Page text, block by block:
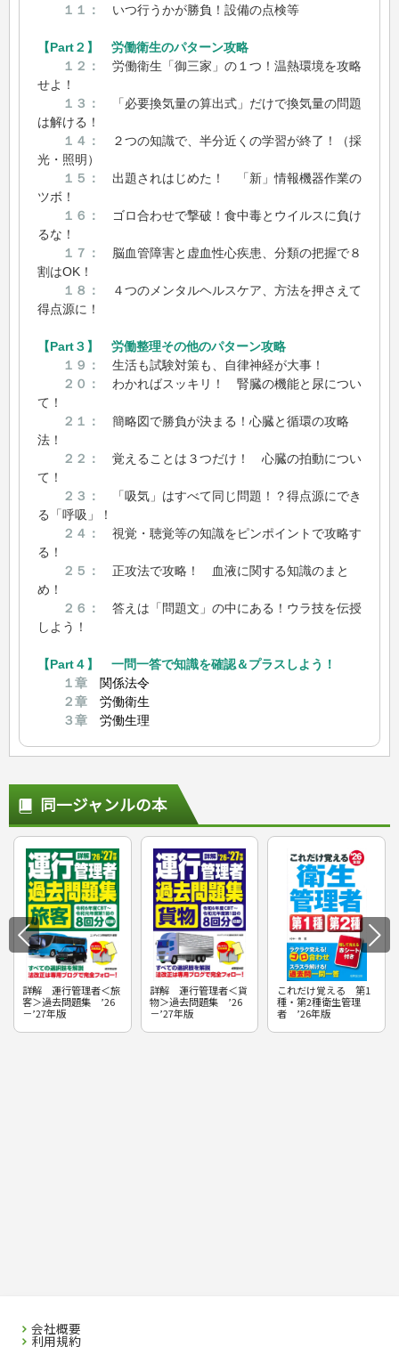
１１：
いつ行うかが勝負！設備の点検等
【Part２】 労働衛生のパターン攻略
１２：
労働衛生「御三家」の１つ！温熱環境を攻略
せよ！
１３：
「必要換気量の算出式」だけで換気量の問題
は解ける！
１４：
２つの知識で、半分近くの学習が終了！（採
光・照明）
１５：
出題されはじめた！ 「新」情報機器作業の
ツボ！
１６：
ゴロ合わせで撃破！食中毒とウイルスに負け
るな！
１７：
脳血管障害と虚血性心疾患、分類の把握で８
割はOK！
１８：
４つのメンタルヘルスケア、方法を押さえて
得点源に！
【Part３】 労働整理その他のパターン攻略
１９：
生活も試験対策も、自律神経が大事！
２０：
わかればスッキリ！ 腎臓の機能と尿につい
て！
２１：
簡略図で勝負が決まる！心臓と循環の攻略
法！
２２：
覚えることは３つだけ！ 心臓の拍動につい
て！
２３：
「吸気」はすべて同じ問題！？得点源にでき
る「呼吸」！
２４：
視覚・聴覚等の知識をピンポイントで攻略す
る！
２５：
正攻法で攻略！ 血液に関する知識のまと
め！
２６：
答えは「問題文」の中にある！ウラ技を伝授
しよう！
【Part４】 一問一答で知識を確認＆プラスしよう！
１章 関係法令
２章 労働衛生
３章 労働生理
同一ジャンルの本
詳解 運行管理者＜旅
客＞過去問題集 ’26
－’27年版
詳解 運行管理者＜貨
物＞過去問題集 ’26
－’27年版
これだけ覚える 第1
種・第2種衛生管理
者 ’26年版
会社概要
利用規約